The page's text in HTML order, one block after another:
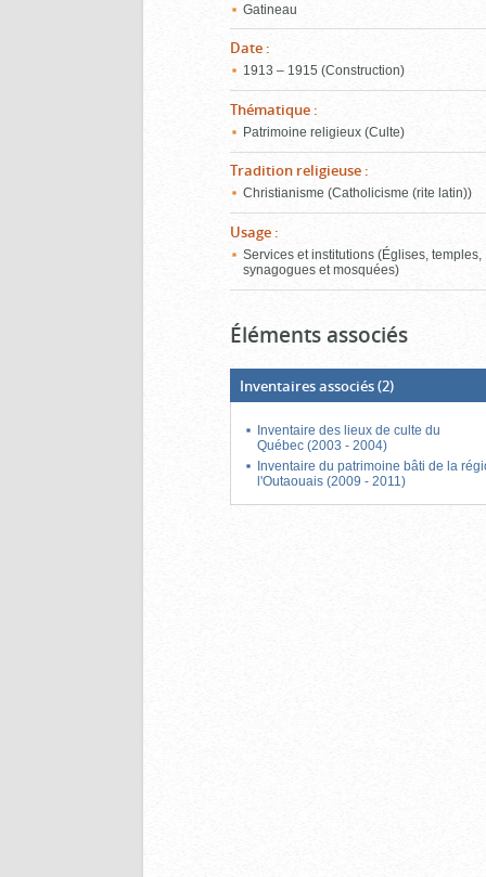
Gatineau
Date :
1913 – 1915 (Construction)
Thématique :
Patrimoine religieux (Culte)
Tradition religieuse :
Christianisme (Catholicisme (rite latin))
Usage :
Services et institutions (Églises, temples,
synagogues et mosquées)
Éléments associés
Inventaires associés(2)
Inventaire des lieux de culte du
Québec (2003 - 2004)
Inventaire du patrimoine bâti de la
l'Outaouais (2009 - 2011)